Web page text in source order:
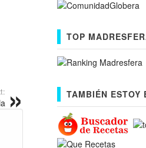
TOP
TAMBIÉN ESTOY